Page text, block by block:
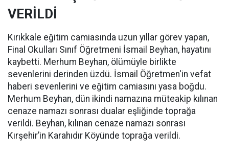
VERİLDİ
Kırıkkale eğitim camiasında uzun yıllar görev yapan,
Final Okulları Sınıf Öğretmeni İsmail Beyhan, hayatını
kaybetti. Merhum Beyhan, ölümüyle birlikte
sevenlerini derinden üzdü. İsmail Öğretmen'in vefat
haberi sevenlerini ve eğitim camiasını yasa boğdu.
Merhum Beyhan, dün ikindi namazına müteakip kılınan
cenaze namazı sonrası dualar eşliğinde toprağa
verildi. Beyhan, kılınan cenaze namazı sonrası
Kırşehir’in Karahıdır Köyünde toprağa verildi.